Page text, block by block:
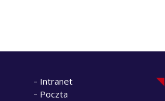
Intranet
Poczta